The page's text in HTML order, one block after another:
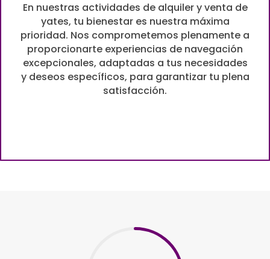
En nuestras actividades de alquiler y venta de
yates, tu bienestar es nuestra máxima
prioridad. Nos comprometemos plenamente a
proporcionarte experiencias de navegación
excepcionales, adaptadas a tus necesidades
y deseos específicos, para garantizar tu plena
satisfacción.